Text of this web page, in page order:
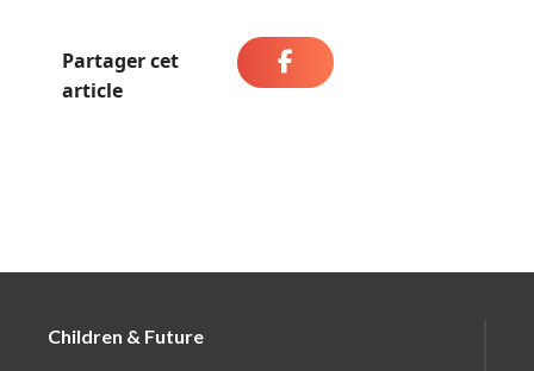
Partager cet
article
Children & Future